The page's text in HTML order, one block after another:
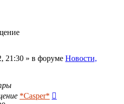
21:30 » в форуме Новости,
*Casper*